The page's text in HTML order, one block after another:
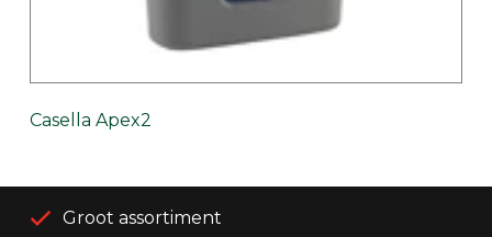
Casella Apex2
Groot assortiment